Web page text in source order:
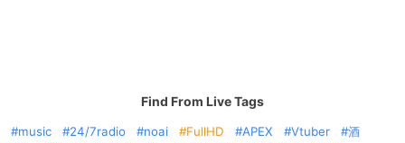
Find From Live Tags
music 24/7radio noai FullHD APEX Vtuber
酒